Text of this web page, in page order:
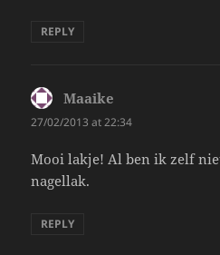
REPLY
Maaike
27/02/2013 at 22:34
Mooi lakje! Al ben ik zelf
nagellak.
REPLY